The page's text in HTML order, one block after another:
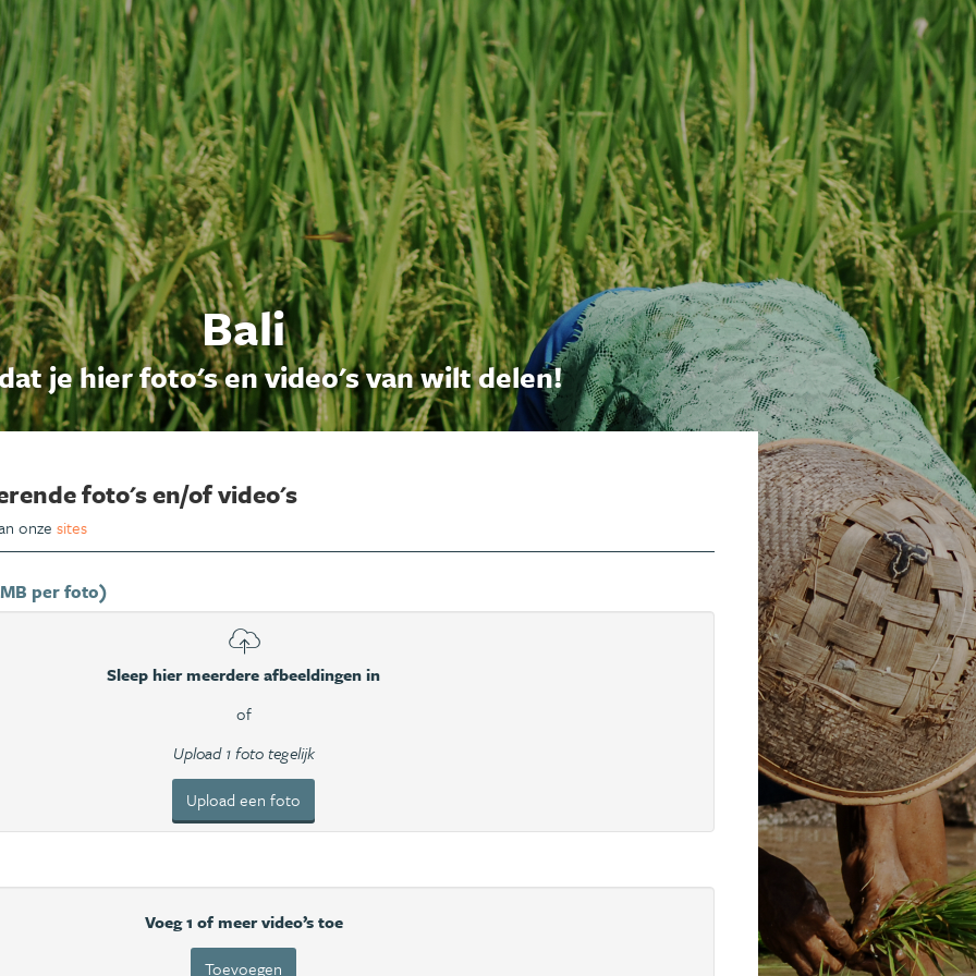
Bali
je hier foto's en video's van wilt delen!
foto's en/of video's
onzesites
per foto)
Sleep hier meerdere afbeeldingen in
of
Upload 1 foto tegelijk
Upload een foto
Voeg 1 of meer video’s toe
Toevoegen